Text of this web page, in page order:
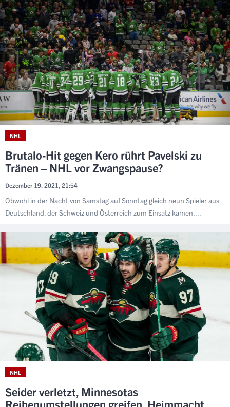
NHL
Brutalo-Hit gegen Kero rührt Pavelski zu
Tränen – NHL vor Zwangspause?
Dezember 19. 2021, 21:54
Obwohl in der Nacht von Samstag auf Sonntag gleich neun Spieler aus
Deutschland, der Schweiz und Österreich zum Einsatz kamen,...
NHL
Seider verletzt, Minnesotas
Reihenumstellungen greifen, Heimmacht